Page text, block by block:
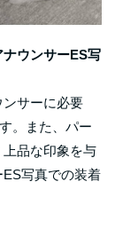
ウンサーES写
サーに必要
。また、パー
品な印象を与
写真での装着